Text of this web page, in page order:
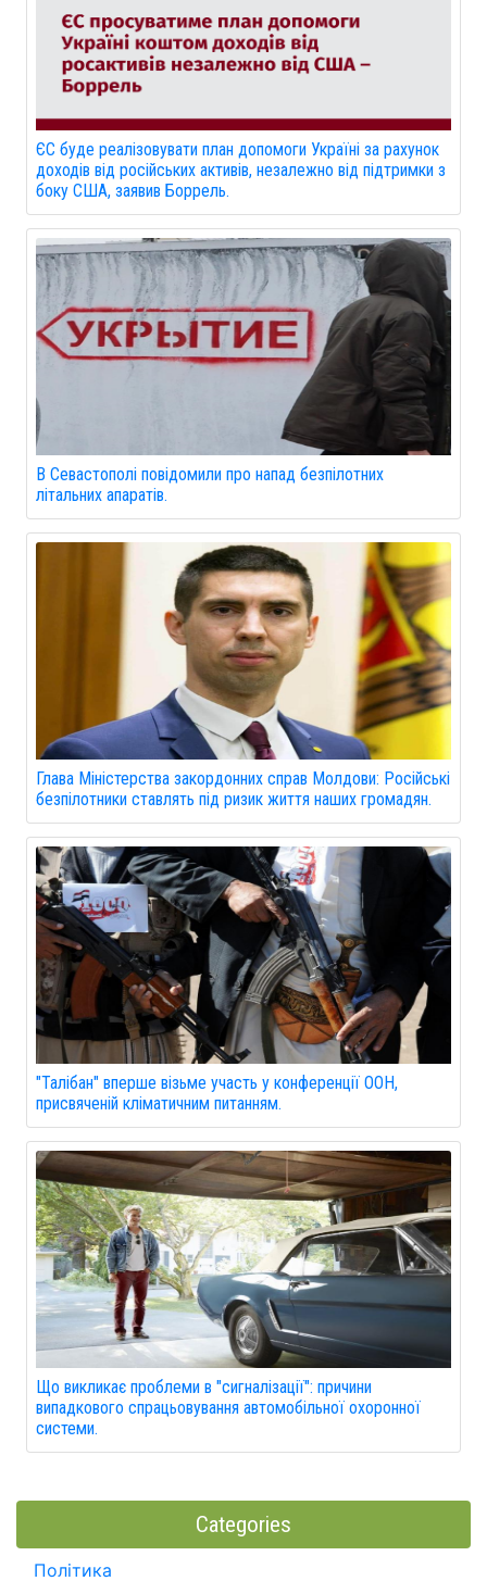
ЄС буде реалізовувати план допомоги Україні за рахунок
доходів від російських активів, незалежно від підтримки з
боку США, заявив Боррель.
В Севастополі повідомили про напад безпілотних
літальних апаратів.
Глава Міністерства закордонних справ Молдови: Російські
безпілотники ставлять під ризик життя наших громадян.
"Талібан" вперше візьме участь у конференції ООН,
присвяченій кліматичним питанням.
Що викликає проблеми в "сигналізації": причини
випадкового спрацьовування автомобільної охоронної
системи.
Categories
Політика